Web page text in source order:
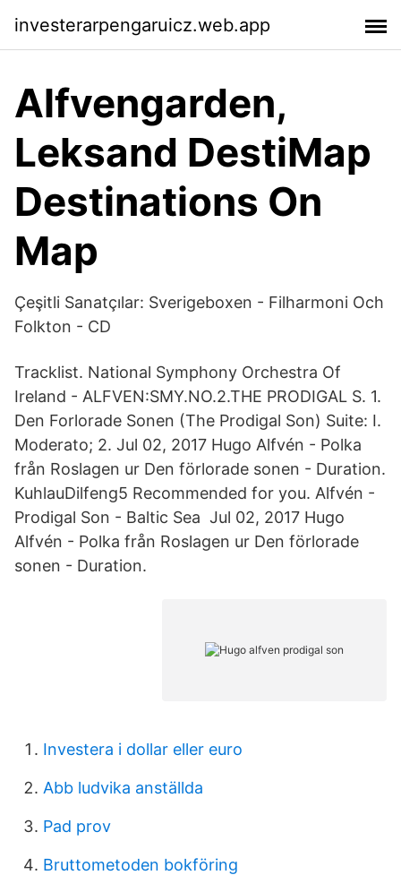
investerarpengaruicz.web.app
Alfvengarden,
Leksand DestiMap
Destinations On
Map
Çeşitli Sanatçılar: Sverigeboxen - Filharmoni Och
Folkton - CD
Tracklist. National Symphony Orchestra Of
Ireland - ALFVEN:SMY.NO.2.THE PRODIGAL S. 1.
Den Forlorade Sonen (The Prodigal Son) Suite: I.
Moderato; 2. Jul 02, 2017 Hugo Alfvén - Polka
från Roslagen ur Den förlorade sonen - Duration.
KuhlauDilfeng5 Recommended for you. Alfvén -
Prodigal Son - Baltic Sea Jul 02, 2017 Hugo
Alfvén - Polka från Roslagen ur Den förlorade
sonen - Duration.
Investera i dollar eller euro
Abb ludvika anställda
Pad prov
Bruttometoden bokföring